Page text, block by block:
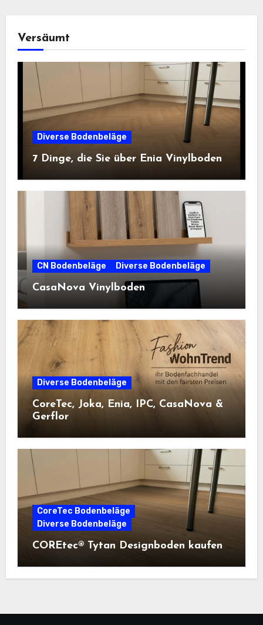
Versäumt
Diverse Bodenbeläge
7 Dinge, die Sie über Enia Vinylboden
CN Bodenbeläge Diverse Bodenbeläge
CasaNova Vinylboden
Diverse Bodenbeläge
CoreTec, Joka, Enia, IPC, CasaNova &
Gerflor
CoreTec Bodenbeläge
Diverse Bodenbeläge
COREtec® Tytan Designboden kaufen